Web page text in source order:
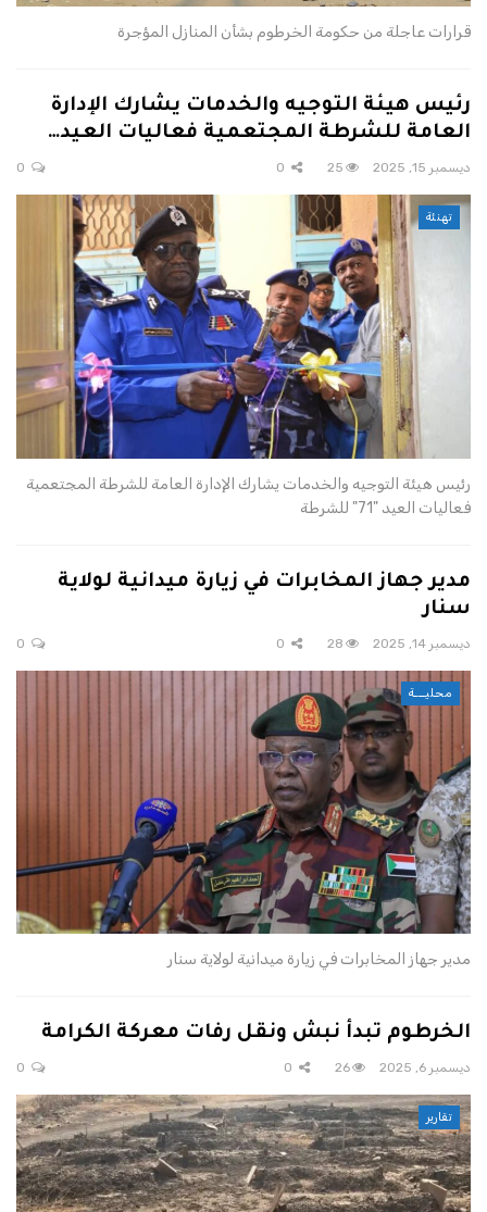
قرارات عاجلة من حكومة الخرطوم بشأن المنازل المؤجرة
رئيس هيئة التوجيه والخدمات يشارك الإدارة
العامة للشرطة المجتعمية فعاليات العيد…
ديسمبر 15, 2025 25
تهنئة
رئيس هيئة التوجيه والخدمات يشارك الإدارة العامة للشرطة المجتعمية
فعاليات العيد "71" للشرطة
مدير جهاز المخابرات في زيارة ميدانية لولاية
سنار
ديسمبر 14, 2025 28
محليـــة
مدير جهاز المخابرات في زيارة ميدانية لولاية سنار
الخرطوم تبدأ نبش ونقل رفات معركة الكرامة
ديسمبر 6, 2025 26
تقارير